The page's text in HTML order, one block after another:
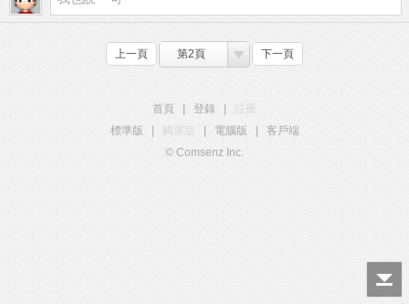
上一頁 第2頁 下一頁
首頁 登錄
標準版
觸屏版 電腦版
客戶端
© Comsenz Inc.